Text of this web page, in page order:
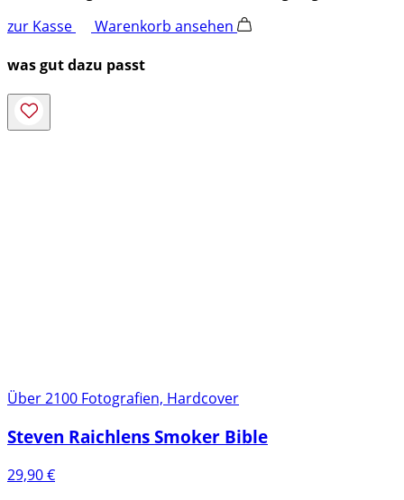
zur Kasse
Warenkorb ansehen
was gut dazu passt
Über 2100 Fotografien, Hardcover
Steven Raichlens Smoker Bible
29,90€